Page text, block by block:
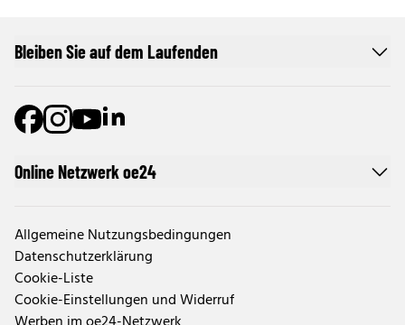
Online Netzwerk oe24
Allgemeine Nutzungsbedingungen
Datenschutzerklärung
Cookie-Liste
Cookie-Einstellungen und Widerruf
Bleiben Sie auf dem Laufenden